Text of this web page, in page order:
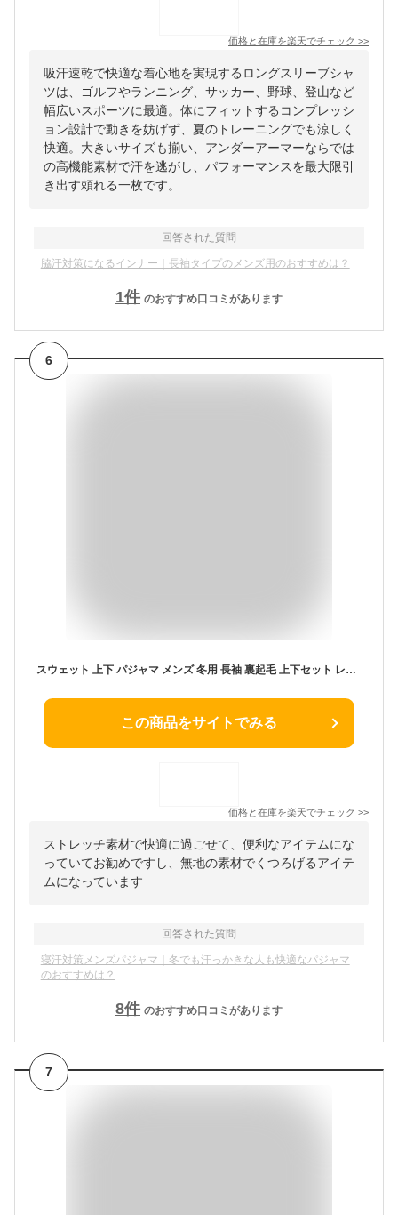
価格と在庫を楽天でチェック >>
吸汗速乾で快適な着心地を実現するロングスリーブシャ
ツは、ゴルフやランニング、サッカー、野球、登山など
幅広いスポーツに最適。体にフィットするコンプレッシ
ョン設計で動きを妨げず、夏のトレーニングでも涼しく
快適。大きいサイズも揃い、アンダーアーマーならでは
の高機能素材で汗を逃がし、パフォーマンスを最大限引
き出す頼れる一枚です。
回答された質問
脇汗対策になるインナー｜長袖タイプのメンズ用のおすすめは？
1件 のおすすめ口コミがあります
6
スウェット 上下 パジャマ メンズ 冬用 長袖 裏起毛 上下セット レディース ルームウェア 部屋着 ゆったり 無地 スエット 大きい S M L LL 3L 4L 大人 暖かい 子供 秋 冬 男女兼用 チャコール グレー
この商品をサイトでみる
価格と在庫を楽天でチェック >>
ストレッチ素材で快適に過ごせて、便利なアイテムにな
っていてお勧めですし、無地の素材でくつろげるアイテ
ムになっています
回答された質問
寝汗対策メンズパジャマ｜冬でも汗っかきな人も快適なパジャマ
のおすすめは？
8件 のおすすめ口コミがあります
7